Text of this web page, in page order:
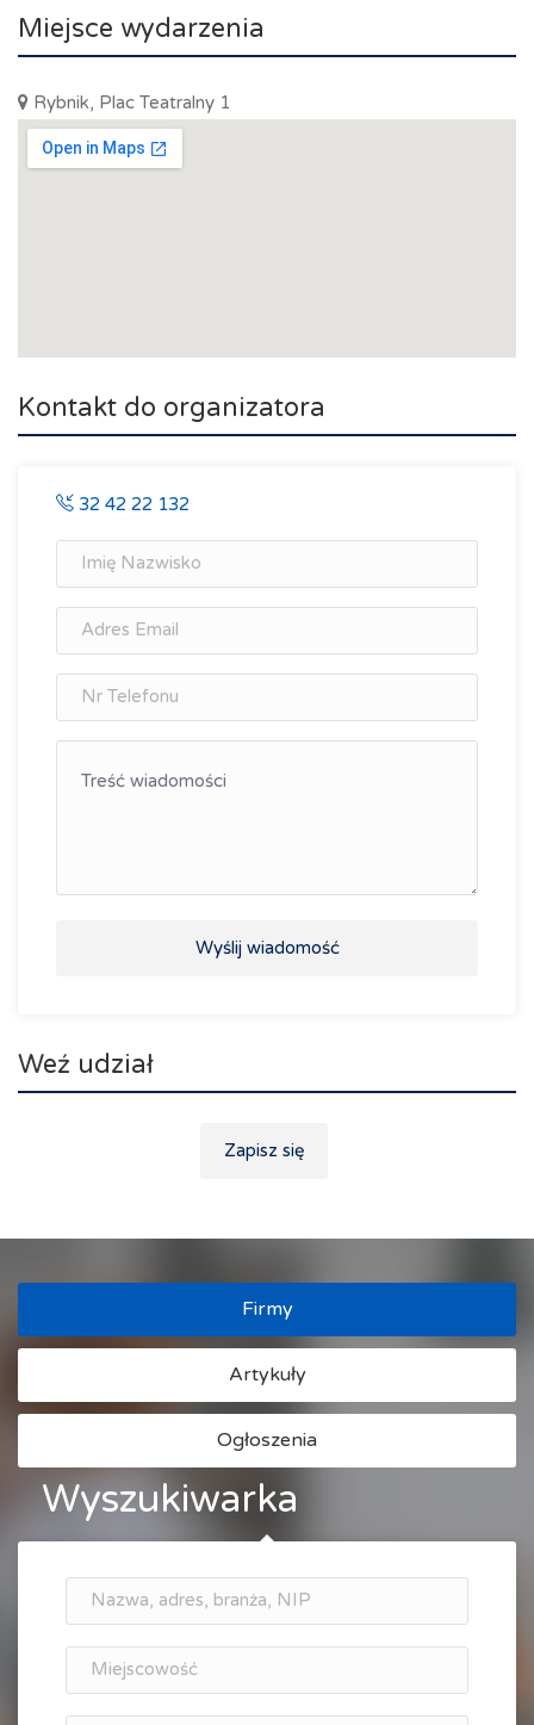
Miejsce wydarzenia
Rybnik, Plac Teatralny 1
Kontakt do organizatora
32 42 22 132
Wyślij wiadomość
Weź udział
Zapisz się
Firmy
Artykuły
Ogłoszenia
Wyszukiwarka